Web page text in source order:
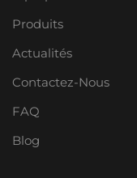
Produits
Actualités
Contactez-Nous
FAQ
Blog